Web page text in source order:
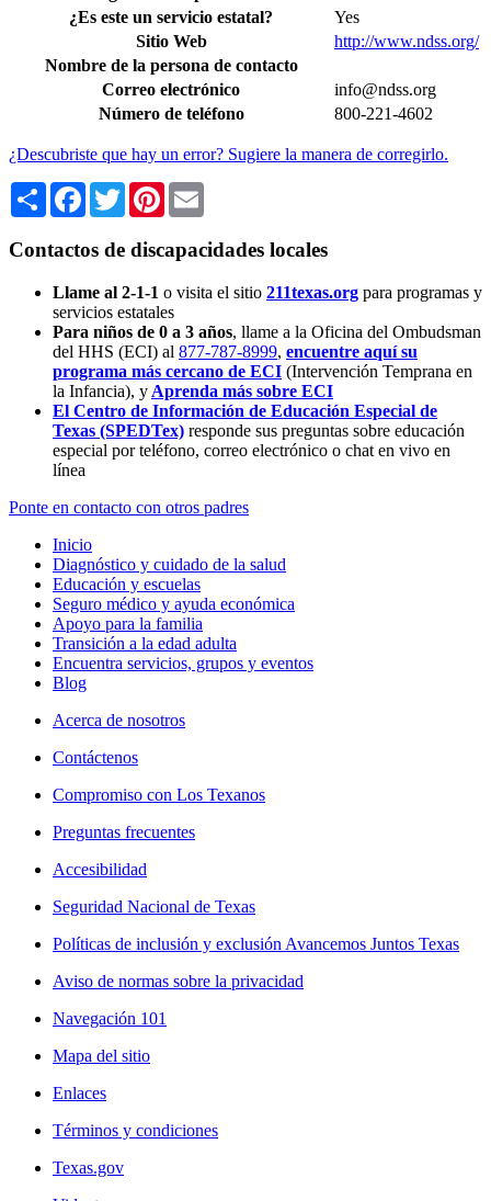
¿Es este un servicio estatal?
Yes
Sitio Web
http://www.ndss.org/
Nombre de la persona de contacto
Correo electrónico
info@ndss.org
Número de teléfono
800-221-4602
¿Descubriste que hay un error? Sugiere la manera de corregirlo.
Share Facebook
TwitterPinterest
Contactos de discapacidades locales
Llame al 2-1-1 o visita el sitio 211texas.org para programas y
servicios estatales
Para niños de 0 a 3 años, llame a la Oficina del Ombudsman
del HHS (ECI) al 877-787-8999, encuentre aquí su
programa más cercano de ECI (Intervención Temprana en
la Infancia), y Aprenda más sobre ECI
El Centro de Información de Educación Especial de
Texas (SPEDTex) responde sus preguntas sobre educación
especial por teléfono, correo electrónico o chat en vivo en
línea
Ponte en contacto con otros padres
Inicio
Diagnóstico y cuidado de la salud
Educación y escuelas
Seguro médico y ayuda económica
Apoyo para la familia
Transición a la edad adulta
Encuentra servicios, grupos y eventos
Blog
Acerca de nosotros
Contáctenos
Compromiso con Los Texanos
Preguntas frecuentes
Accesibilidad
Seguridad Nacional de Texas
Políticas de inclusión y exclusión Avancemos Juntos Texas
Aviso de normas sobre la privacidad
Navegación 101
Mapa del sitio
Enlaces
Términos y condiciones
Texas.gov